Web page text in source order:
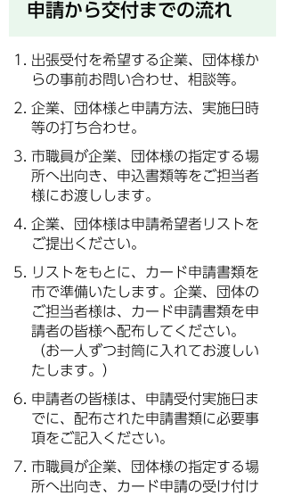
申請から交付までの流れ
出張受付を希望する企業、団体様か
らの事前お問い合わせ、相談等。
企業、団体様と申請方法、実施日時
等の打ち合わせ。
市職員が企業、団体様の指定する場
所へ出向き、申込書類等をご担当者
様にお渡しします。
企業、団体様は申請希望者リストを
ご提出ください。
リストをもとに、カード申請書類を
市で準備いたします。企業、団体の
ご担当者様は、カード申請書類を申
請者の皆様へ配布してください。
（お一人ずつ封筒に入れてお渡しい
たします。）
申請者の皆様は、申請受付実施日ま
でに、配布された申請書類に必要事
項をご記入ください。
市職員が企業、団体様の指定する場
所へ出向き、カード申請の受け付け